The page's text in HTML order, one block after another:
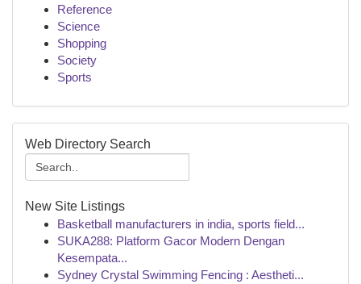
Reference
Science
Shopping
Society
Sports
Web Directory Search
New Site Listings
Basketball manufacturers in india, sports field...
SUKA288: Platform Gacor Modern Dengan
Kesempata...
Sydney Crystal Swimming Fencing : Aestheti...